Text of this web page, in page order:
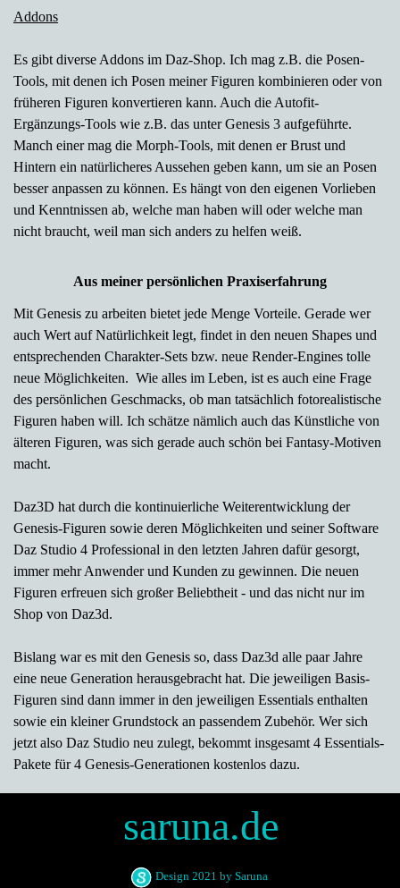
Addons
Es gibt diverse Addons im Daz-Shop. Ich mag z.B. die Posen-
Tools, mit denen ich Posen meiner Figuren kombinieren oder von
früheren Figuren konvertieren kann. Auch die Autofit-
Ergänzungs-Tools wie z.B. das unter Genesis 3 aufgeführte.
Manch einer mag die Morph-Tools, mit denen er Brust und
Hintern ein natürlicheres Aussehen geben kann, um sie an Posen
besser anpassen zu können. Es hängt von den eigenen Vorlieben
und Kenntnissen ab, welche man haben will oder welche man
nicht braucht, weil man sich anders zu helfen weiß.
Aus meiner persönlichen Praxiserfahrung
Mit Genesis zu arbeiten bietet jede Menge Vorteile. Gerade wer
auch Wert auf Natürlichkeit legt, findet in den neuen Shapes und
entsprechenden Charakter-Sets bzw. neue Render-Engines tolle
neue Möglichkeiten. Wie alles im Leben, ist es auch eine Frage
des persönlichen Geschmacks, ob man tatsächlich fotorealistische
Figuren haben will. Ich schätze nämlich auch das Künstliche von
älteren Figuren, was sich gerade auch schön bei Fantasy-Motiven
macht.
Daz3D hat durch die kontinuierliche Weiterentwicklung der
Genesis-Figuren sowie deren Möglichkeiten und seiner Software
Daz Studio 4 Professional in den letzten Jahren dafür gesorgt,
immer mehr Anwender und Kunden zu gewinnen. Die neuen
Figuren erfreuen sich großer Beliebtheit - und das nicht nur im
Shop von Daz3d.
Bislang war es mit den Genesis so, dass Daz3d alle paar Jahre
eine neue Generation herausgebracht hat. Die jeweiligen Basis-
Figuren sind dann immer in den jeweiligen Essentials enthalten
sowie ein kleiner Grundstock an passendem Zubehör. Wer sich
jetzt also Daz Studio neu zulegt, bekommt insgesamt 4 Essentials-
Pakete für 4 Genesis-Generationen kostenlos dazu.
saruna.de
Design 2021 by Saruna